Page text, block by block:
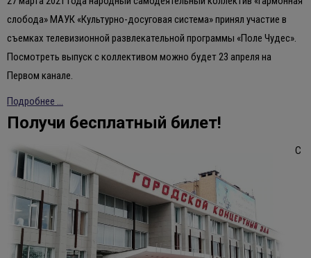
слобода» МАУК «Культурно-досуговая система» принял участие в
съемках телевизионной развлекательной программы «Поле Чудес».
Посмотреть выпуск с коллективом можно будет 23 апреля на
Первом канале.
Подробнее ...
Получи бесплатный билет!
С